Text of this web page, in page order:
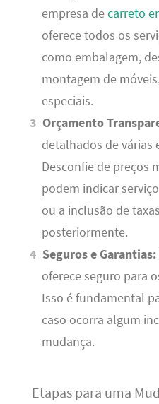
empresa decarreto
oferece todos os
como embalagem,
montagem de
especiais.
Orçamento
detalhados de várias
Desconfie de preços
podem indicar
ou a inclusão de
posteriormente.
Seguros e Garantias:
oferece seguro para
Isso é fundamental
caso ocorra algum
mudança.
Etapas para uma